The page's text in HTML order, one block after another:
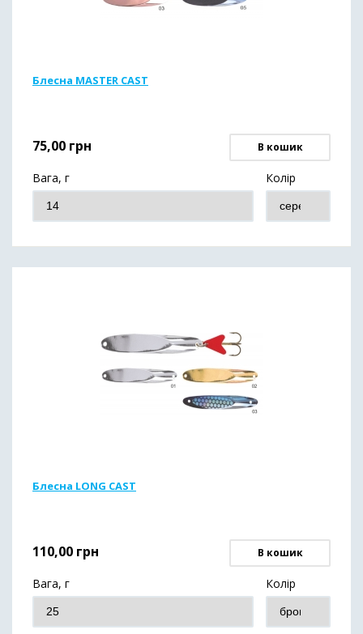
Блесна MASTER CAST
75,00 грн В кошик
Вага, г Колір
Блесна LONG CAST
110,00 грн В кошик
Вага, г Колір